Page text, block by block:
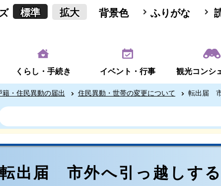
標準 拡大 背景色 ふりがな
くらし・手続き イベント・行事 観光コンシ
籍・住民異動の届出 住民異動・世帯の変更について 転出届
転出届 市外へ引っ越しす